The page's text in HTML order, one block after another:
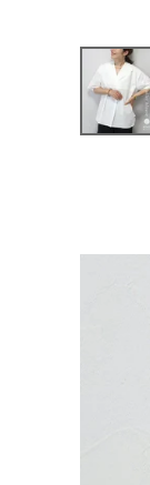
ご利用ガイド